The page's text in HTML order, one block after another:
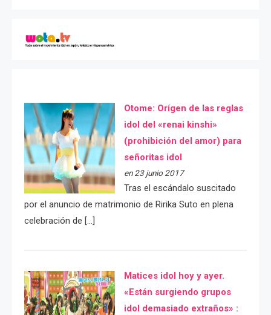
Otome: Orígen de las reglas
idol del «renai kinshi»
(prohibición del amor) para
señoritas idol
en 23 junio 2017
Tras el escándalo suscitado
por el anuncio de matrimonio de Ririka Suto en plena
celebración de […]
Matices idol hoy y ayer.
«Están surgiendo grupos
idol demasiado extraños» :